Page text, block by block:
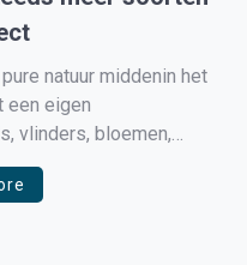
natuur middenin het
een eigen
vlinders, bloemen,
een lust
hier terecht? Hoe